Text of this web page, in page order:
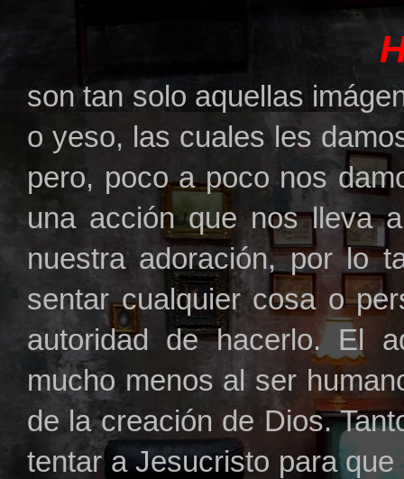
son tan solo aquellas
o yeso, las cuales les
pero, poco a poco nos
una acción que nos lleva
nuestra adoración, por lo
sentar cualquier cosa o
autoridad de hacerlo. El
mucho menos al ser
de la creación de Dios.
tentar a Jesucristo para